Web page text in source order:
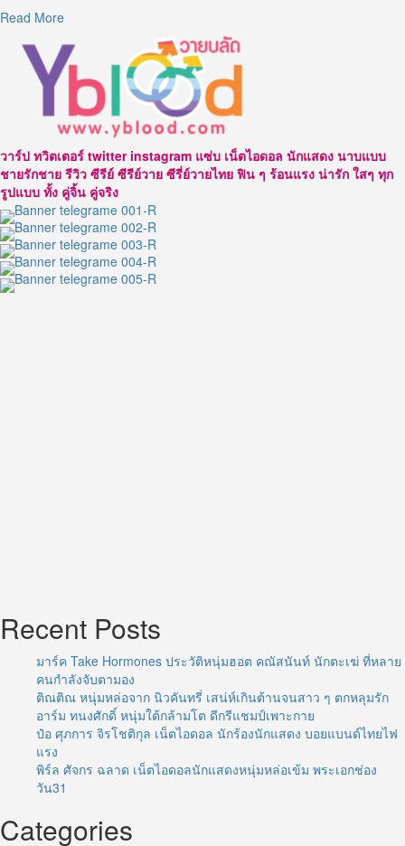
Read MoreRead
about
ดรีม
สิทธิ
นัย
ค
เอ
เตอร์
หนุ่ม
สาย
ไว
รัล
กับ
เสน่ห์
วาร์ป ทวิตเตอร์ twitter instagram แซ่บ เน็ตไอดอล นักแสดง นาบแบบ
ชายรักชาย รีวิว ซีรีย์ ซีรีย์วาย ซีรี่ย์วายไทย ฟิน ๆ ร้อนแรง น่ารัก ใสๆ ทุก
รูปแบบ ทั้ง คู่จิ้น คู่จริง
Recent Posts
มาร์ค Take Hormones ประวัติหนุ่มฮอต คณัสนันท์ นักตะเฆ่ ที่หลาย
คนกำลังจับตามอง
ติณติณ หนุ่มหล่อจาก นิวคันทรี่ เสน่ห์เกินต้านจนสาว ๆ ตกหลุมรัก
อาร์ม ทนงศักดิ์ หนุ่มใต้กล้ามโต ดีกรีแชมป์เพาะกาย
ป๋อ ศุภการ จิรโชติกุล เน็ตไอดอล นักร้องนักแสดง บอยแบนด์ไทยไฟ
แรง
พิร์ล ศัจกร ฉลาด เน็ตไอดอลนักแสดงหนุ่มหล่อเข้ม พระเอกช่อง
วัน31
Categories